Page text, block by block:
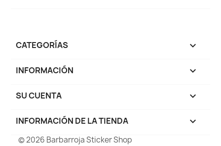
CATEGORÍAS 
INFORMACIÓN 
SU CUENTA 
INFORMACIÓN DE LA TIENDA keyboard_arrow_down
© 2026 Barbarroja Sticker Shop